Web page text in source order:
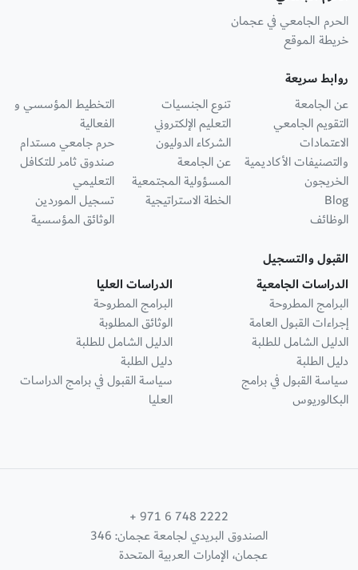
الحرم الجامعي في عجمان
خريطة الموقع
روابط سريعة
عن الجامعة
التقويم الجامعي
الاعتمادات
والتصنيفات الأكاديمية
الخريجون
Blog
الوظائف
تنوع الجنسيات
التعليم الإلكتروني
الشركاء الدوليون
عن الجامعة
المسؤولية المجتمعية
الخطة الاستراتيجية
التخطيط المؤسسي و
الفعالية
حرم جامعي مستدام
صندوق ثامر للتكافل
التعليمي
تسجيل الموردين
الوثائق المؤسسية
القبول والتسجيل
الدراسات الجامعية
البرامج المطروحة
إجراءات القبول العامة
الدليل الشامل للطلبة
دليل الطلبة
سياسة القبول في برامج
البكالوريوس
الدراسات العليا
البرامج المطروحة
الوثائق المطلوبة
الدليل الشامل للطلبة
دليل الطلبة
سياسة القبول في برامج الدراسات
العليا
+ 971 6 748 2222
الصندوق البريدي لجامعة عجمان: 346
عجمان، الإمارات العربية المتحدة